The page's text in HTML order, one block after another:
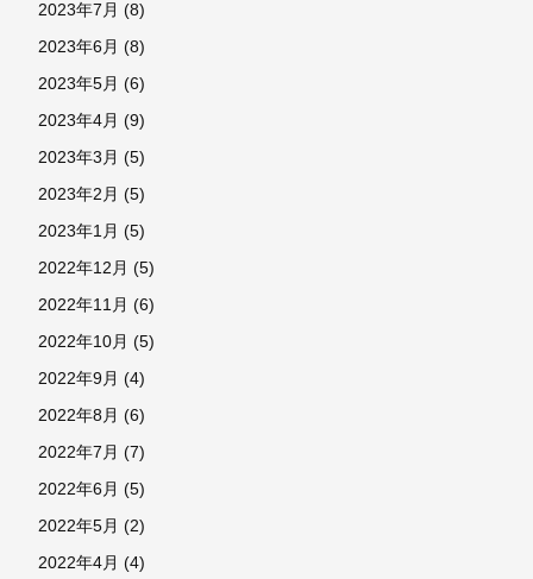
2023年7月 (8)
2023年6月 (8)
2023年5月 (6)
2023年4月 (9)
2023年3月 (5)
2023年2月 (5)
2023年1月 (5)
2022年12月 (5)
2022年11月 (6)
2022年10月 (5)
2022年9月 (4)
2022年8月 (6)
2022年7月 (7)
2022年6月 (5)
2022年5月 (2)
2022年4月 (4)